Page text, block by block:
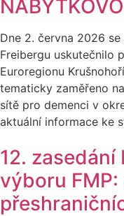
Dne 2. června 2026
Freibergu uskutečnilo
Euroregionu
tematicky zaměřeno
sítě pro demenci v
aktuální informace ke
12.
výboru